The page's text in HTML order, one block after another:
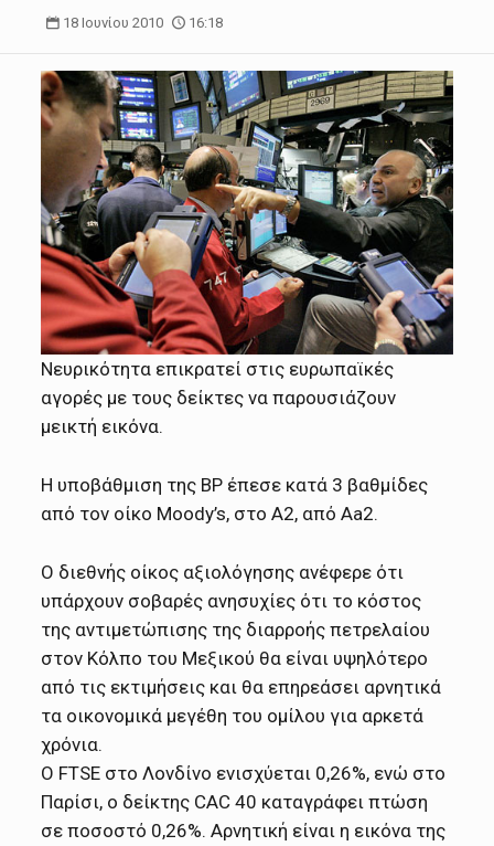
18 Ιουνίου 2010 16:18
Νευρικότητα επικρατεί στις ευρωπαϊκές
αγορές με τους δείκτες να παρουσιάζουν
μεικτή εικόνα.
Η υποβάθμιση της ΒP έπεσε κατά 3 βαθμίδες
από τον οίκο Moody’s, στο Α2, από Αa2.
Ο διεθνής οίκος αξιολόγησης ανέφερε ότι
υπάρχουν σοβαρές ανησυχίες ότι το κόστος
της αντιμετώπισης της διαρροής πετρελαίου
στον Κόλπο του Μεξικού θα είναι υψηλότερο
από τις εκτιμήσεις και θα επηρεάσει αρνητικά
τα οικονομικά μεγέθη του ομίλου για αρκετά
χρόνια.
Ο FTSE στο Λονδίνο ενισχύεται 0,26%, ενώ στο
Παρίσι, ο δείκτης CAC 40 καταγράφει πτώση
σε ποσοστό 0,26%. Αρνητική είναι η εικόνα της